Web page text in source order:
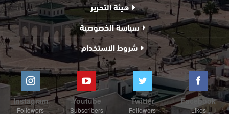
هيئة التحرير
سياسة الخصوصية
شروط الاستخدام
Facebook
Likes
Twitter
Followers
Youtube
Subscribers
Instagram
Followers